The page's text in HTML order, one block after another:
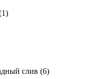
1)
слив (6)